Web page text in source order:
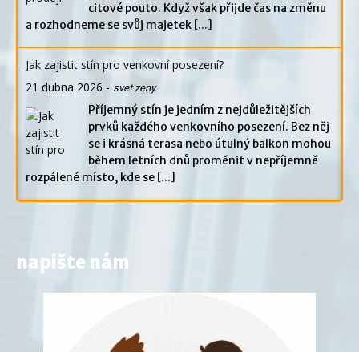
citové pouto. Když však přijde čas na změnu
a rozhodneme se svůj majetek [...]
Jak zajistit stín pro venkovní posezení?
21 dubna 2026 - svet zeny
Příjemný stín je jedním z nejdůležitějších
prvků každého venkovního posezení. Bez něj
se i krásná terasa nebo útulný balkon mohou
během letních dnů proměnit v nepříjemně
rozpálené místo, kde se [...]
napište nám